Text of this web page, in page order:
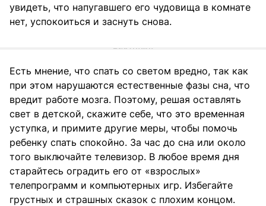
увидеть, что напугавшего его чудовища в комнате
нет, успокоиться и заснуть снова.
Есть мнение, что спать со светом вредно, так как
при этом нарушаются естественные фазы сна, что
вредит работе мозга. Поэтому, решая оставлять
свет в детской, скажите себе, что это временная
уступка, и примите другие меры, чтобы помочь
ребенку спать спокойно. За час до сна или около
того выключайте телевизор. В любое время дня
старайтесь оградить его от «взрослых»
телепрограмм и компьютерных игр. Избегайте
грустных и страшных сказок с плохим концом.